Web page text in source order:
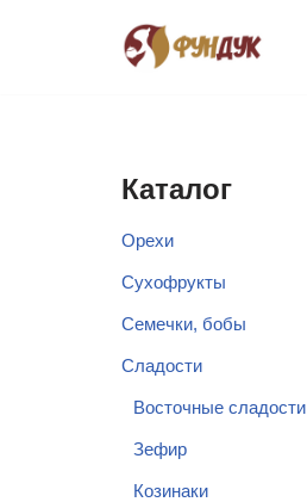
Каталог
Орехи
Сухофрукты
Семечки, бобы
Сладости
Восточные сладости
Зефир
Козинаки